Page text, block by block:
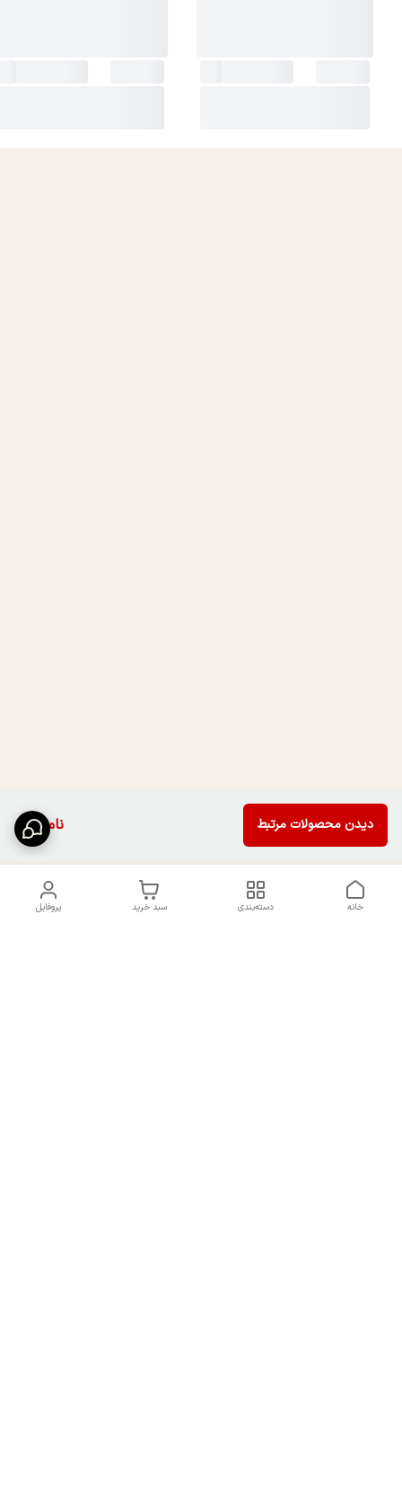
ناموجود دیدن محصولات مرتبط
پروفایل سبد خرید دسته‌بندی خانه